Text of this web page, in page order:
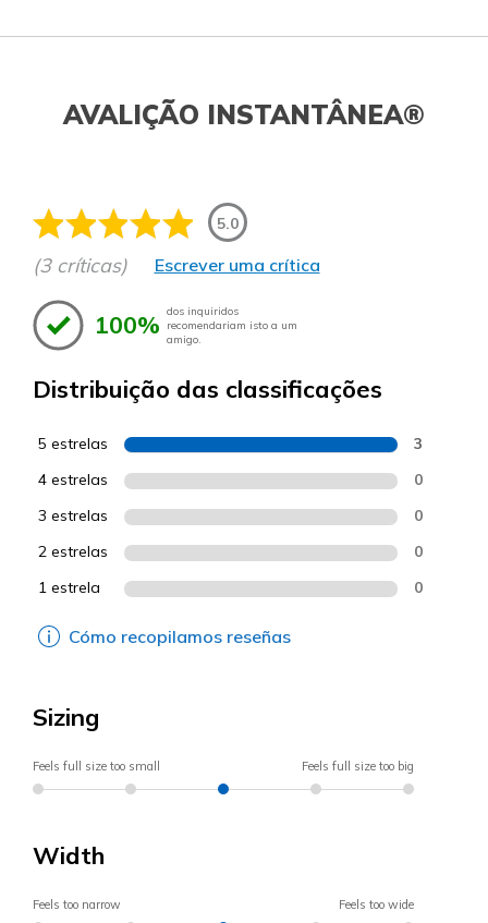
AVALIÇÃO INSTANTÂNEA®
5.0
(3 críticas) Escrever uma crítica
100% dos inquiridos
recomendariam isto a um
amigo.
Distribuição das classificações
5 estrelas 3
4 estrelas 0
3 estrelas 0
2 estrelas 0
1 estrela 0
Cómo recopilamos reseñas
Sizing
Feels full size too small Feels full size too big
Width
Feels too narrow Feels too wide